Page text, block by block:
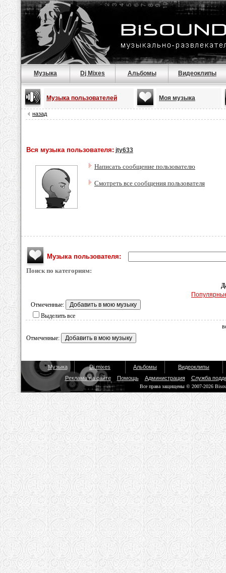
Музыка Dj Mixes Альбомы Видеоклипы
Музыка пользователей Моя музыка
назад
Вся музыка пользователя: jty633
Написать сообщение пользователю
Смотреть все сообщения пользователя
Музыка пользователя:
Поиск по категориям:
Отмеченные:
Выделить все
Отмеченные:
Музыка Dj mixes Альбомы
Видеоклипы
Реклама на сайте
Помощь Администрация Служба
Все права защищены © 2007-2026